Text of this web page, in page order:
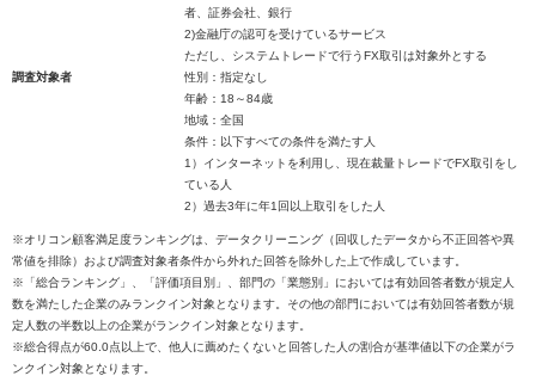
者、証券会社、銀行
2)金融庁の認可を受けているサービス
ただし、システムトレードで行うFX取引は対象外とする
調査対象者
性別：指定なし
年齢：18～84歳
地域：全国
条件：以下すべての条件を満たす人
1）インターネットを利用し、現在裁量トレードでFX取引をし
ている人
2）過去3年に年1回以上取引をした人
※オリコン顧客満足度ランキングは、データクリーニング（回収したデータから不正回答や異
常値を排除）および調査対象者条件から外れた回答を除外した上で作成しています。
※「総合ランキング」、「評価項目別」、部門の「業態別」においては有効回答者数が規定人
数を満たした企業のみランクイン対象となります。その他の部門においては有効回答者数が規
定人数の半数以上の企業がランクイン対象となります。
※総合得点が60.0点以上で、他人に薦めたくないと回答した人の割合が基準値以下の企業がラ
ンクイン対象となります。